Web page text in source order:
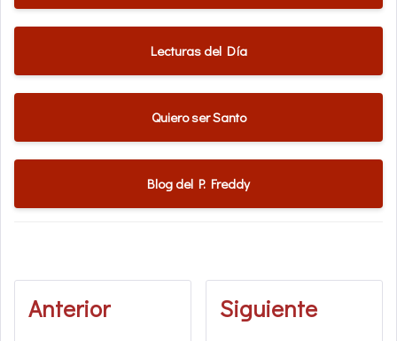
Lecturas del Día
Quiero ser Santo
Blog del P. Freddy
Anterior Siguiente